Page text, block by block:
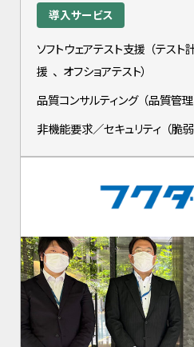
導入サービス
ソフトウェアテスト支援 （テスト
援 、 オフショアテスト）
品質コンサルティング （品質管理
非機能要求／セキュリティ （脆